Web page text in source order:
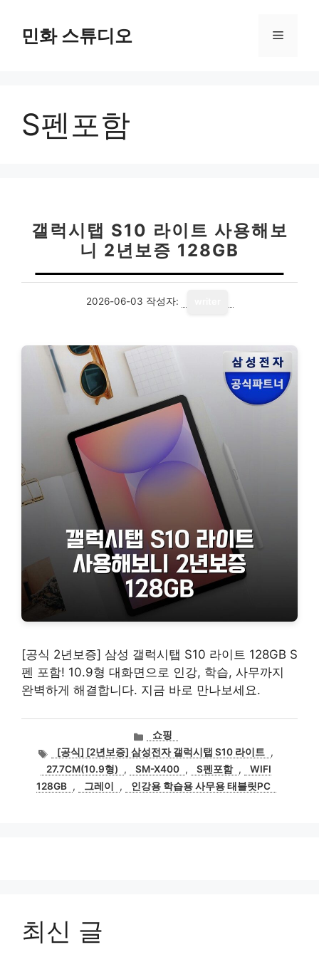
민화 스튜디오 메
S펜포함
갤럭시탭 S10 라이트 사용해보
니 2년보증 128GB
2026-06-03 작성자:
[공식 2년보증] 삼성 갤럭시탭 S10 라이트 128GB S
펜 포함! 10.9형 대화면으로 인강, 학습, 사무까지
완벽하게 해결합니다. 지금 바로 만나보세요.
카
테
고
리
쇼핑
태
그
[공식] [2년보증] 삼성전자 갤럭시탭 S10 라이트 ,
27.7CM(10.9형)
, SM-X400 , S펜포함 ,
WIFI
128GB , 그레이 , 인강용 학습용 사무용 태블릿PC
최신 글